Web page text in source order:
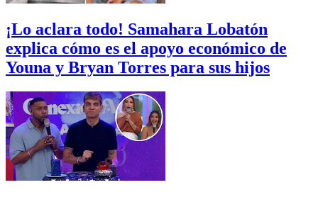
¡Lo aclara todo! Samahara Lobatón
explica cómo es el apoyo económico de
Youna y Bryan Torres para sus hijos